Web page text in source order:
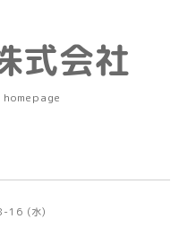
式会社
16 (水)